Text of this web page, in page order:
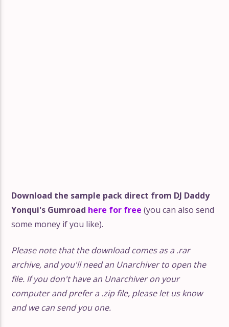
Download the sample pack direct from DJ Daddy
Yonqui's Gumroad here for free (you can also send
some money if you like).
Please note that the download comes as a .rar
archive, and you'll need an Unarchiver to open the
file. If you don't have an Unarchiver on your
computer and prefer a .zip file, please let us know
and we can send you one.